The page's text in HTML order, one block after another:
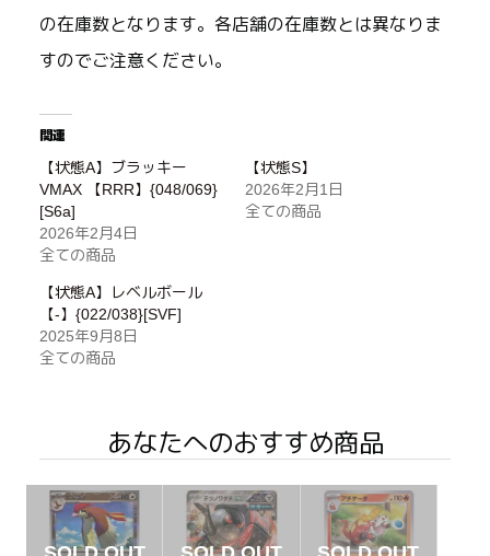
の在庫数となります。各店舗の在庫数とは異なりま
すのでご注意ください。
関連
【状態A】ブラッキー
VMAX 【RRR】{048/069}
[S6a]
2026年2月4日
全ての商品
【状態S】
2026年2月1日
全ての商品
【状態A】レベルボール
【-】{022/038}[SVF]
2025年9月8日
全ての商品
あなたへのおすすめ商品